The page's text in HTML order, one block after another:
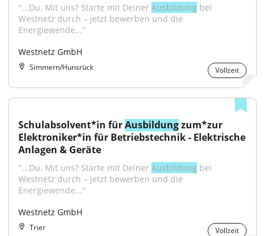
"...Du. Mit uns? Starte mit Deiner Ausbildung bei
Westnetz durch – jetzt bewerben und die
Energiewende..."
Westnetz GmbH
Simmern/Hunsrück Vollzeit
Schulabsolvent*in für Ausbildung zum*zur
Elektroniker*in für Betriebstechnik - Elektrische
Anlagen & Geräte
"...Du. Mit uns? Starte mit Deiner Ausbildung bei
Westnetz durch – jetzt bewerben und die
Energiewende..."
Westnetz GmbH
Trier Vollzeit